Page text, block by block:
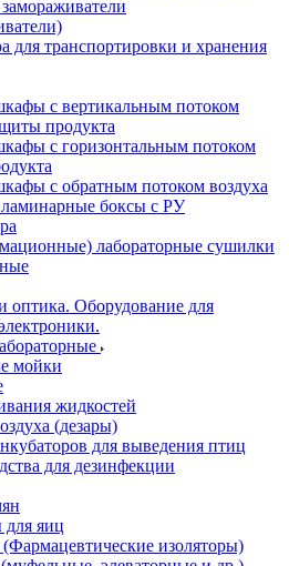
для транспортировки и хранения
с вертикальным потоком
продукта
с горизонтальным потоком
с обратным потоком воздуха
боксы с РУ
лабораторные сушилки
оптика. Оборудование для
мойки
жидкостей
(дезары)
для выведения птиц
для дезинфекции
для яиц
изоляторы)